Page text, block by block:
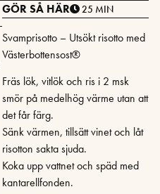
GÖR SÅ HÄR 25 MIN
Svamprisotto – Utsökt risotto med
Västerbottensost®
Fräs lök, vitlök och ris i 2 msk
smör på medelhög värme utan att
det får färg.
Sänk värmen, tillsätt vinet och låt
risotton sakta sjuda.
Koka upp vattnet och späd med
kantarellfonden.